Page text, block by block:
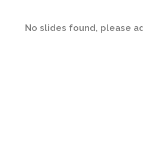
No slides found, please